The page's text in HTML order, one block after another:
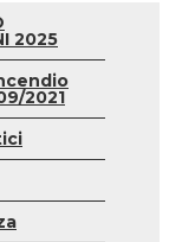
2025
2021